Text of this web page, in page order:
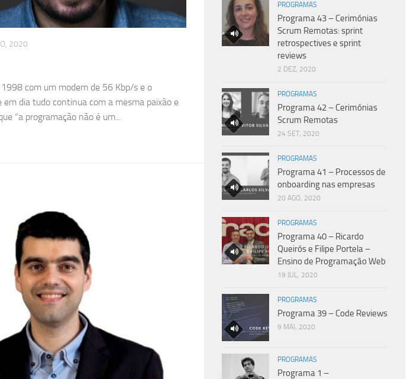
2020
com um modem de 56 Kbp/s e o
em dia tudo continua com a mesma paixão e
“a programação não é um...
PROGRAMAS
Programa 43 – Cerimónias
Scrum Remotas: sprint
retrospectives e sprint
reviews
2 DEZ, 2020
PROGRAMAS
Programa 42 – Cerimónias
Scrum Remotas
24 SET, 2020
PROGRAMAS
Programa 41 – Processos de
onboarding nas empresas
20 AGO, 2020
PROGRAMAS
Programa 40 – Ricardo
Queirós e Filipe Portela –
Ensino de Programação Web
19 JUL, 2020
PROGRAMAS
Programa 39 – Code Reviews
9 MAI, 2020
PROGRAMAS
Programa 1 –